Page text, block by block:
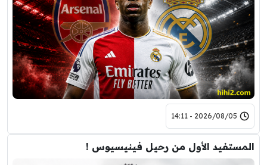
2026/08/05 - 14:11
المستفيد الأول من رحيل فينيسيوس !